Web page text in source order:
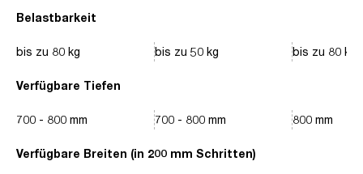
Belastbarkeit
Verfügbare Tiefen
Verfügbare Breiten (in 200 mm Schritten)
bis zu 80 kg
700 - 800 mm
bis zu 50 kg
700 - 800 mm
bis zu 80 kg
800 mm